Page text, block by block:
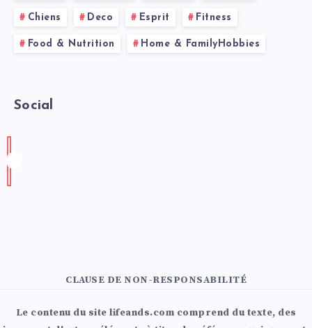
Chiens Deco Esprit Fitness
Food & Nutrition Home & FamilyHobbies
Social
CLAUSE DE NON-RESPONSABILITÉ
Le contenu du site lifeands.com comprend du texte, des